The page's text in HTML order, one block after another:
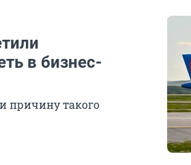
в бизнес-
причину такого